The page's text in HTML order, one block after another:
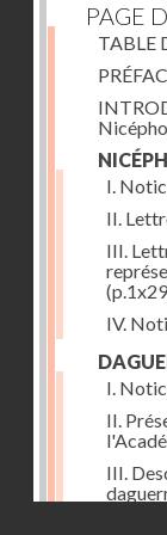
PAGE
TABLE
I.
II.
III.
IV.
I.
II.
III.